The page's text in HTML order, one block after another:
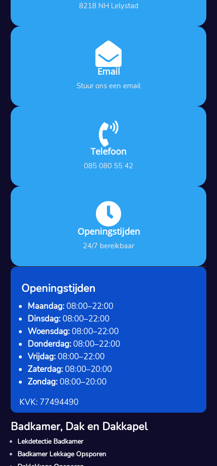
8218 NH Lelystad

Email
Stuur ons een email

Telefoon
085 080 55 42

Openingstijden
24/7 bereikbaar
Openingstijden
Maandag: 08:00–22:00
Dinsdag: 08:00–22:00
Woensdag: 08:00–22:00
Donderdag: 08:00–22:00
Vrijdag: 08:00–22:00
Zaterdag: 08:00–20:00
Zondag: 08:00–20:00
KVK: 77494490
Badkamer, Dak en Dakkapel
Lekdetectie Badkamer
Badkamer Lekkage Opsporen